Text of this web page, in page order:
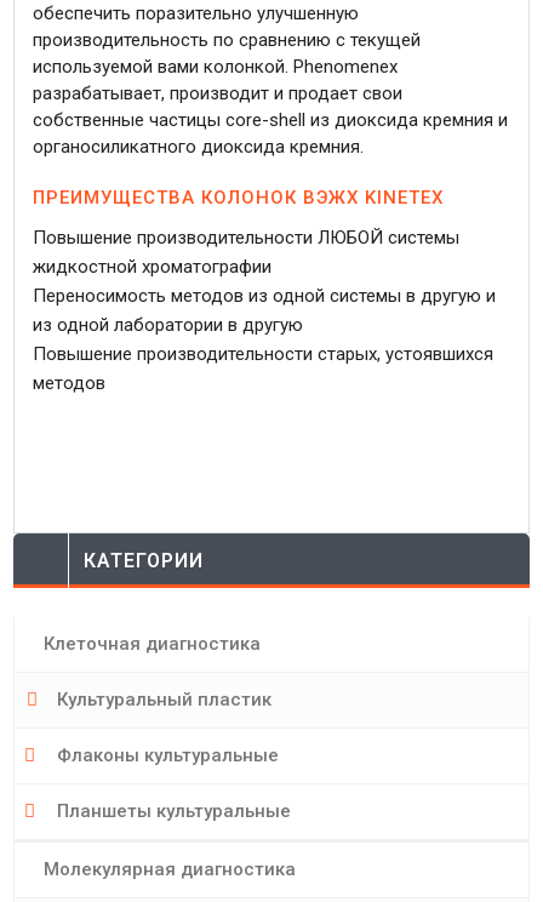
обеспечить поразительно улучшенную
производительность по сравнению с текущей
используемой вами колонкой. Phenomenex
разрабатывает, производит и продает свои
собственные частицы core-shell из диоксида кремния и
органосиликатного диоксида кремния.
ПРЕИМУЩЕСТВА КОЛОНОК ВЭЖХ KINETEX
Повышение производительности ЛЮБОЙ системы
жидкостной хроматографии
Переносимость методов из одной системы в другую и
из одной лаборатории в другую
Повышение производительности старых, устоявшихся
методов
КАТЕГОРИИ
Клеточная диагностика
Культуральный пластик
Флаконы культуральные
Планшеты культуральные
Молекулярная диагностика